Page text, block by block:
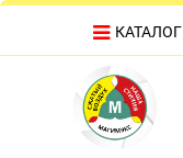
КАТАЛОГ